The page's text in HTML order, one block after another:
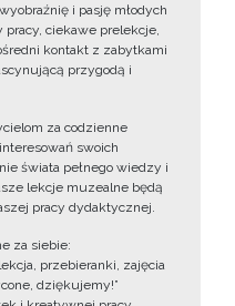
i pasję młodych
ciekawe prelekcje,
kontakt z zabytkami
przygodą i
za codzienne
swoich
świata pełnego wiedzy i
lekcje muzealne będą
pracy dydaktycznej.
za siebie:
przebieranki, zajęcia
dziękujemy!”